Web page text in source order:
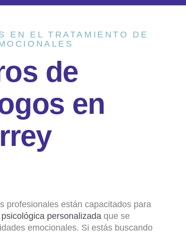
EN EL TRATAMIENTO DE
os de
gos en
rrey
profesionales están capacitados para
personalizada que se
emocionales. Si estás buscando